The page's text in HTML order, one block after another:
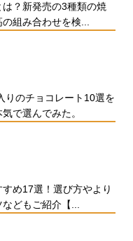
？新発売の3種類の焼
組み合わせを検...
りのチョコレート10選を
で選んでみた。
め17選！選び方やより
どもご紹介【...